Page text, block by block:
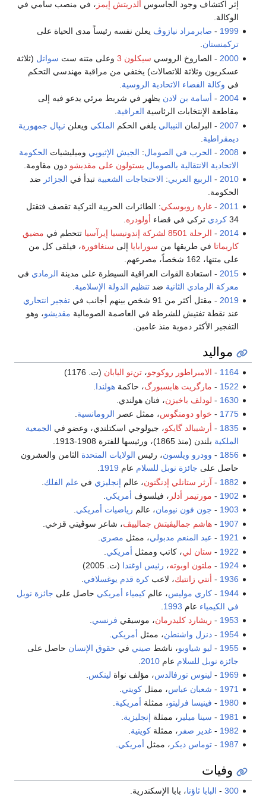
إثر اكتشاف وجود الجاسوس ألدريتش إيمز ، في منصب سامي في
الوكالة.
1999
- صابرمراد نيازوڤ يعلن نفسه رئيساً مدى الحياة على
تركمنستان.
2000 - الصاروخ الروسي سيكلون 3 وعلى متنه ست سواتل (ثلاثة
عسكريون وثلاثة للاتصالات) يختفي من مراقبة مهندسي التحكم
في وكالة الفضاء الاتحادية الروسية
2004
- أسامة بن لادن يظهر في شريط مرئي يدعو فيه إلى
مقاطعة الإنتخابات الرئاسية العراقية.
2007 - البرلمان النيبالي يلغي الحكم الملكي ويعلن نـِپال جمهورية
ديمقراطية
2008
- الحرب في الصومال: الجيش الإثيوپي وميليشيات الحكومة
الاتحادية الانتقالية بالصومال يستولون على مقديشو دون مقاومة.
2010
- الربيع العربي: الاحتجاجات الشعبية تبدأ في الجزائر ضد
الحكومة.
2011
-غارة روبوسكي: الطائرات الحربية التركية تقصف فتقتل
34 كردي تركي في قضاء أولودره
2014
- الرحلة 8501 لشركة إندونيسيا إيرآسيا تتحطم في مضيق
كاريماتا في طريقها من سورابايا إلى سنغافورة، فيلقى كل من
على متنها، 162 شخصاً، مصرعهم.
2015 - استعادة القوات العراقية السيطرة على مدينة الرمادي في
معركة الرمادي الثانية ضدتنظيم الدولة الإسلامية
2019 - مقتل أكثر من 91 شخص بينهم أجانب في
تفجير انتحاري
عند نقطة تفتيش للشرطة في العاصمة الصومالية مقديشو، وهو
التفجير الأكثر دموية منذ عامين.
مواليد
1164
- الامبراطور روكوجو،تن‌نو اليابان (ت. 1176)
1522
- مارگريت هابسبورگ، حاكمةهولندا
1630
- لودلف باخيزن، فنان هولندي.
1775
- خواو دومنگوس، ممثل عصر الرومانسية.
1835
- أرشيبالد گايكو، جيولوجي اسكتلندي، وعضو في الجمعية
الملكية بلندن (منذ 1865)، ورئيسها للفترة 1908-1913.
1856
- وودرو ويلسون، رئيس الولايات المتحدة الثامن والعشرون
حاصل على جائزة نوبل للسلام عام 1919
.
1882
- آرثر ستانلي إدنگتون، عالم إنجليزي في علم الفلك
1902
- مورتيمر أدلر ، فيلسوف أمريكي
1903
- جون فون نيومان، عالم رياضيات أمريكي.
1907
-هاشم جماليڤيتش جمالييڤ، شاعر سوڤيتي قزخي.
1921
- عبد المنعم مدبولي، ممثل مصري.
1922
- ستان لي، كاتب وممثل أمريكي
1924
- ملتون اوبوته، رئيس اوغندا (ت. 2005)
1936
- أنتي زانتيك، لاعبكرة قدم يوغسلافي.
1944
-كاري موليس، عالمكيمياء أمريكي حاصل على جائزة نوبل
في الكيمياء عام 1993
1953
- ريشارد كليدرمان، موسيقي فرنسي
1954
-دنزل واشنطن، ممثل أمريكي
1955
- ليو شياوبو، ناشط صيني في حقوق الإنسان حاصل على
جائزة نوبل للسلام عام2010
1969
- لينوس تورفالدس، مؤلف نواة لينكس.
1971
- شعبان عباس، ممثلكويتي
1980
- فينيسا فرليتو، ممثلة أمريكية
1981
- سينا ميلير ، ممثلة إنجليزية
1982
-غدير صفر ، ممثلةكويتية
1987
-توماس ديكر ، ممثل أمريكي.
وفيات
300
- البابا ثاؤنا، بابا الإسكندرية.